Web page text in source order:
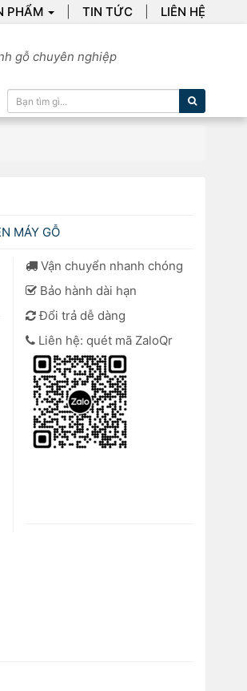
PHẨM TIN TỨC LIÊN HỆ
gỗ chuyên nghiệp
MÁY GỖ
Vận chuyển nhanh chóng
Bảo hành dài hạn
Đổi trả dễ dàng
Liên hệ: quét mã ZaloQr